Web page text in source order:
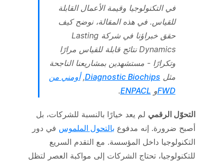
في التكنولوجيا وقيمة الأعمال القابلة
للقياس. في هذه المقالة، نوضح كيف
حقق خبراؤنا في شركة Lasting
Dynamics نتائج قابلة للقياس مرارًا
وتكرارًا - مستشهدين بمشاريعنا الناجحة
مثل Diagnostic Biochips
,أومني من
FWDو ENPACL
.
التحوّل الرقمي لم يعد خيارًا بالنسبة للشركات، بل
أصبح ضرورة. إنه مدفوع بالتحول الملموس في دور
التكنولوجيا داخل المؤسسة. مع التقدم السريع
للتكنولوجيا، تحتاج الشركات إلى مواكبة العصر لتظل